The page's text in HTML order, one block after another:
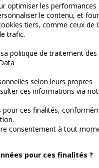
Informations
Qui sommes-nous ?
Mentions légales
Nos billets
optimiser les performances
le contenu, et
tiers, comme ceux de
trafic.
politique de traitement des
selon leurs propres
ces informations via
ces finalités,
consentement à tout
pour ces finalités ?